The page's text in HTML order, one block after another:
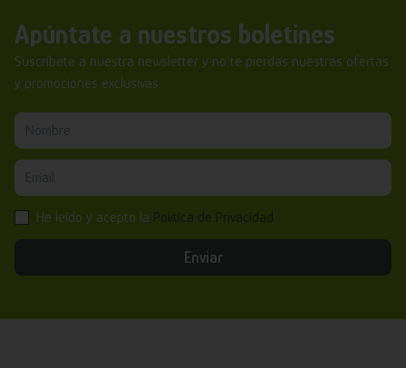
Apúntate a nuestros boletines
Suscríbete a nuestra newsletter y no te pierdas nuestras ofertas
y promociones exclusivas.
He leído y acepto la
Enviar